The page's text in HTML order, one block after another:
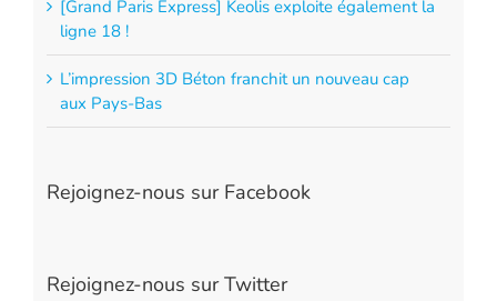
[Grand Paris Express] Keolis exploite également la
ligne 18 !
L’impression 3D Béton franchit un nouveau cap
aux Pays-Bas
Rejoignez-nous sur Facebook
Rejoignez-nous sur Twitter